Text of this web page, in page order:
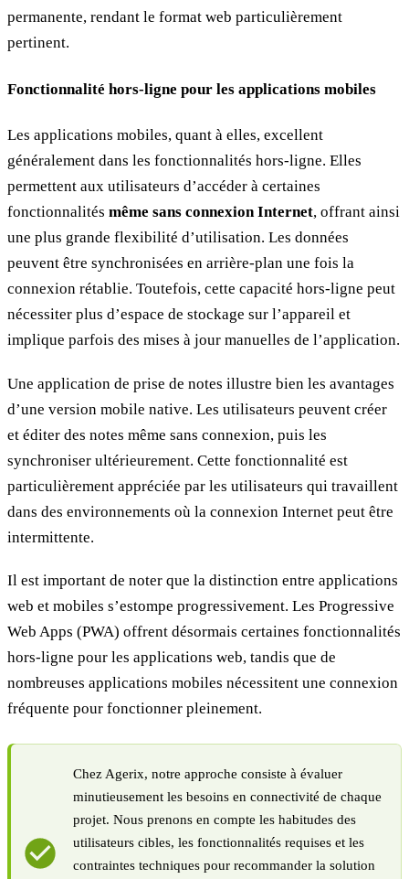
permanente, rendant le format web particulièrement
pertinent.
Fonctionnalité hors-ligne pour les applications mobiles
Les applications mobiles, quant à elles, excellent
généralement dans les fonctionnalités hors-ligne. Elles
permettent aux utilisateurs d’accéder à certaines
fonctionnalités même sans connexion Internet, offrant ainsi
une plus grande flexibilité d’utilisation. Les données
peuvent être synchronisées en arrière-plan une fois la
connexion rétablie. Toutefois, cette capacité hors-ligne peut
nécessiter plus d’espace de stockage sur l’appareil et
implique parfois des mises à jour manuelles de l’application.
Une application de prise de notes illustre bien les avantages
d’une version mobile native. Les utilisateurs peuvent créer
et éditer des notes même sans connexion, puis les
synchroniser ultérieurement. Cette fonctionnalité est
particulièrement appréciée par les utilisateurs qui travaillent
dans des environnements où la connexion Internet peut être
intermittente.
Il est important de noter que la distinction entre applications
web et mobiles s’estompe progressivement. Les Progressive
Web Apps (PWA) offrent désormais certaines fonctionnalités
hors-ligne pour les applications web, tandis que de
nombreuses applications mobiles nécessitent une connexion
fréquente pour fonctionner pleinement.
Chez Agerix, notre approche consiste à évaluer
minutieusement les besoins en connectivité de chaque
projet. Nous prenons en compte les habitudes des
utilisateurs cibles, les fonctionnalités requises et les
contraintes techniques pour recommander la solution